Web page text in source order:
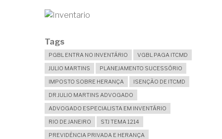
Tags
PGBL ENTRA NO INVENTÁRIO
VGBL PAGA ITCMD
JULIO MARTINS
PLANEJAMENTO SUCESSÓRIO
IMPOSTO SOBRE HERANÇA
ISENÇÃO DE ITCMD
DR JULIO MARTINS ADVOGADO
ADVOGADO ESPECIALISTA EM INVENTÁRIO
RIO DE JANEIRO
STJ TEMA 1214
PREVIDÊNCIA PRIVADA E HERANÇA